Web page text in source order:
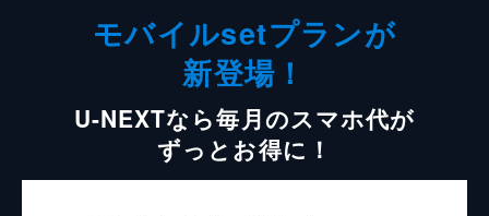
モバイルsetプランが
新登場！
U-NEXTなら毎月のスマホ代が
ずっとお得に！